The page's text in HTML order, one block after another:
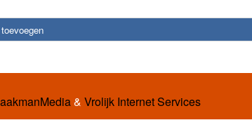
& Vrolijk Internet Services